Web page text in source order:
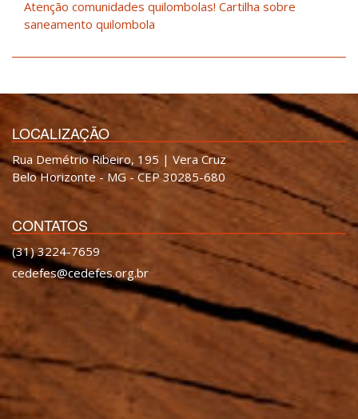
Atenção comunidades quilombolas! Cartilha sobre
saneamento quilombola
LOCALIZAÇÃO
Rua Demétrio Ribeiro, 195 | Vera Cruz
Belo Horizonte - MG - CEP 30285-680
CONTATOS
(31) 3224-7659
cedefes@cedefes.org.br